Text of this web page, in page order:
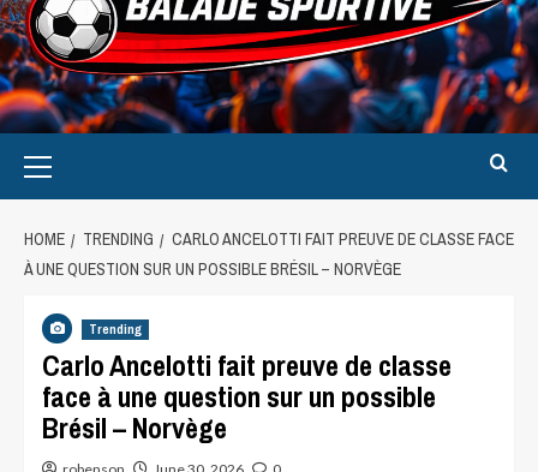
HOME TRENDING
CARLO ANCELOTTI FAIT PREUVE DE CLASSE FACE
À UNE QUESTION SUR UN POSSIBLE BRÉSIL – NORVÈGE
Trending
Carlo Ancelotti fait preuve de classe
face à une question sur un possible
Brésil – Norvège